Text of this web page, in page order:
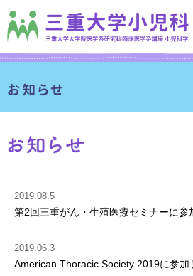
2019.08.5
第2回三重がん・生殖医療セミナーに参
2019.06.3
American Thoracic Society 2019に参加